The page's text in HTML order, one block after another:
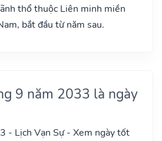
thổ thuộc Liên minh miền
bắt đầu từ năm sau.
9 năm 2033 là ngày
- Lịch Vạn Sự - Xem ngày tốt